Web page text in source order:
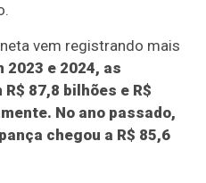
vem registrando mais
2023 e 2024, as
87,8 bilhões e R$
No ano passado,
chegou a R$ 85,6